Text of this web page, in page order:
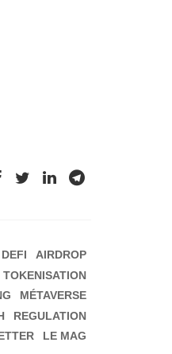
DEFI
AIRDROP
TOKENISATION
MÉTAVERSE
REGULATION
LE MAG